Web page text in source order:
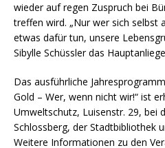
wieder auf regen Zuspruch bei
treffen wird. „Nur wer sich selbst
etwas dafür tun, unsere
Sibylle Schüssler das
Das ausführliche
Gold – Wer, wenn nicht wir!“ ist
Umweltschutz, Luisenstr. 29, bei
Schlossberg, der Stadtbibliothek
Weitere Informationen zu den